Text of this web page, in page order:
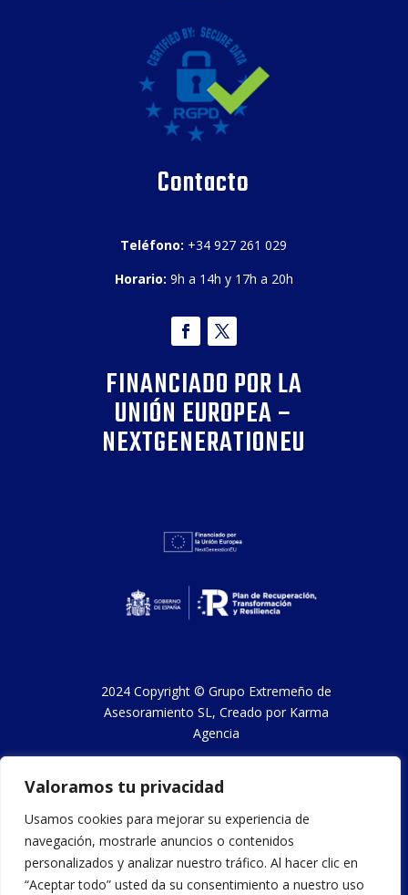
Valoramos tu privacidad
Usamos cookies para mejorar su experiencia de
navegación, mostrarle anuncios o contenidos
personalizados y analizar nuestro tráfico. Al hacer clic en
“Aceptar todo” usted da su consentimiento a nuestro uso
Contacto
Teléfono: +34 927 261 029
Horario: 9h a 14h y 17h a 20h
FINANCIADO POR LA
UNIÓN EUROPEA –
NEXTGENERATIONEU
2024 Copyright © Grupo Extremeño de
Asesoramiento SL , Creado por Karma
Agencia
Política de privacidad